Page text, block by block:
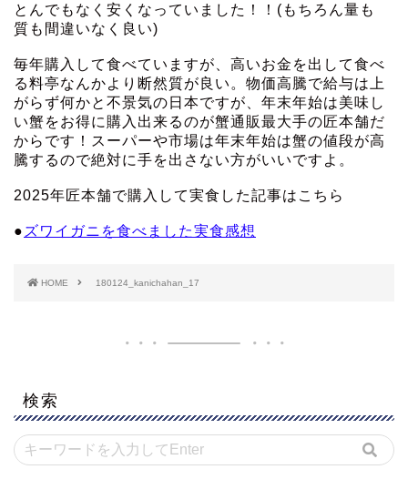
とんでもなく安くなっていました！！(もちろん量も
質も間違いなく良い)
毎年購入して食べていますが、高いお金を出して食べ
る料亭なんかより断然質が良い。物価高騰で給与は上
がらず何かと不景気の日本ですが、年末年始は美味し
い蟹をお得に購入出来るのが蟹通販最大手の匠本舗だ
からです！スーパーや市場は年末年始は蟹の値段が高
騰するので絶対に手を出さない方がいいですよ。
2025年匠本舗で購入して実食した記事はこちら
● ズワイガニを食べました実食感想
HOME 180124_kanichahan_17
検索